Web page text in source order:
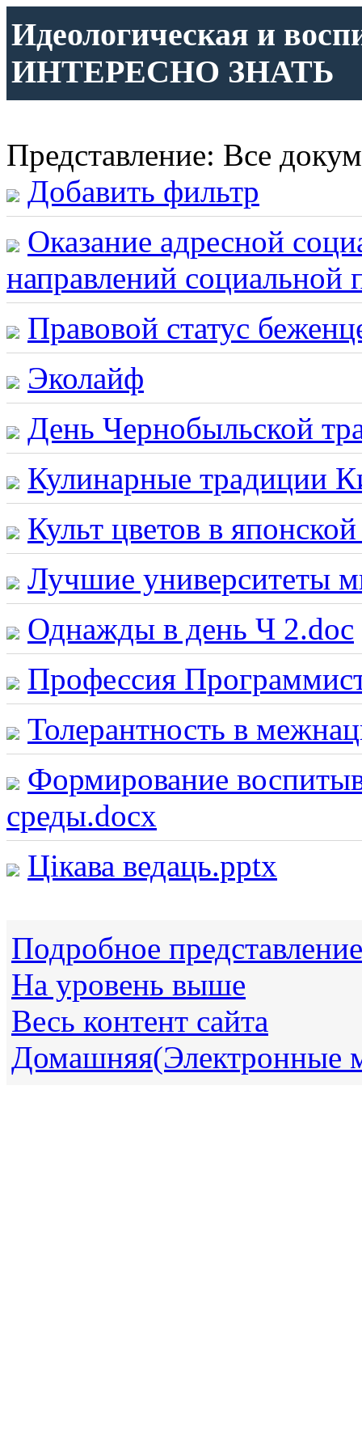
Идеологическая и
ИНТЕРЕСНО ЗНАТЬ
Представление: Все
Добавить фильтр
Оказание адресной
направлений социальной
Правовой статус
Эколайф
День Чернобыльской
Кулинарные традиции
Культ цветов в
Лучшие университеты
Однажды в день Ч 2.doc
Профессия
Толерантность в
Формирование
среды.docx
Цікава ведаць.pptx
Подробное представление
На уровень выше
Весь контент сайта
Домашняя(Электронные